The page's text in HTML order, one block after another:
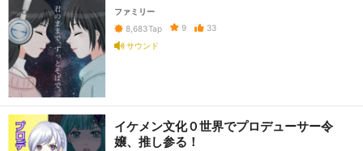
ファミリー
8,683Tap 9
33
サウンド
イケメン文化０世界でプロデューサー令
嬢、推し参る！